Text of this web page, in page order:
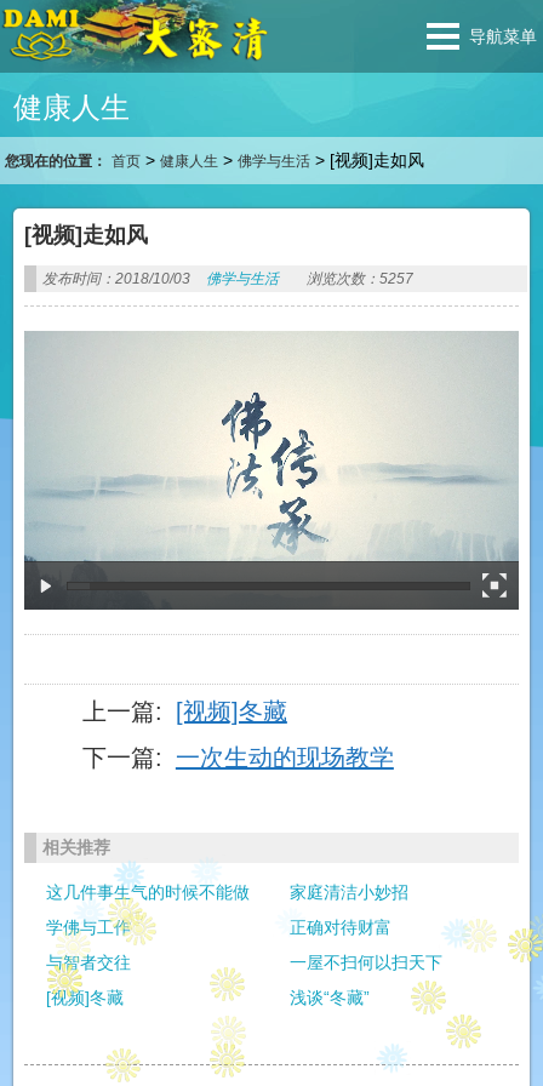
导航菜单
健康人生
您现在的位置： 首页 >健康人生 >佛学与生活 > [视频]走如风
[视频]走如风
发布时间：2018/10/03 佛学与生活 浏览次数：5257
上一篇:
[视频]冬藏
下一篇:
一次生动的现场教学
相关推荐
这几件事生气的时候不能做
家庭清洁小妙招
学佛与工作
正确对待财富
与智者交往
一屋不扫何以扫天下
[视频]冬藏
浅谈“冬藏”